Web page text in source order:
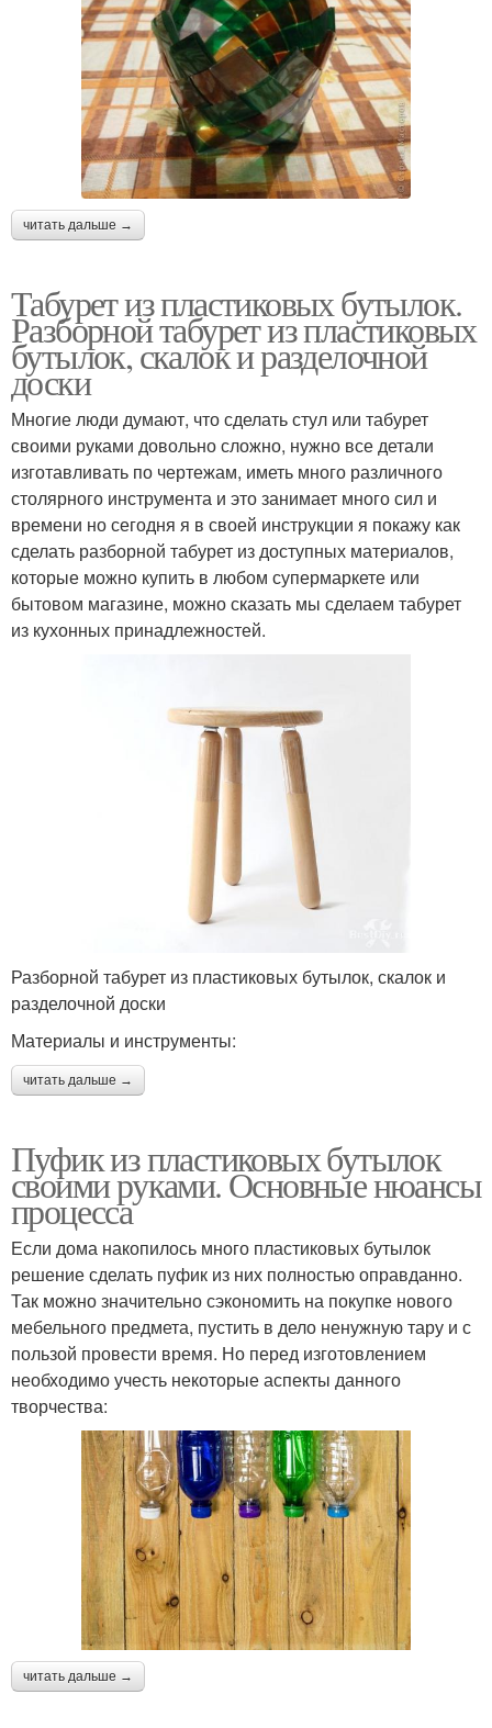
читать дальше →
Табурет из пластиковых бутылок.
Разборной табурет из пластиковых
бутылок, скалок и разделочной
доски
Многие люди думают, что сделать стул или табурет
своими руками довольно сложно, нужно все детали
изготавливать по чертежам, иметь много различного
столярного инструмента и это занимает много сил и
времени но сегодня я в своей инструкции я покажу как
сделать разборной табурет из доступных материалов,
которые можно купить в любом супермаркете или
бытовом магазине, можно сказать мы сделаем табурет
из кухонных принадлежностей.
Разборной табурет из пластиковых бутылок, скалок и
разделочной доски
Материалы и инструменты:
читать дальше →
Пуфик из пластиковых бутылок
своими руками. Основные нюансы
процесса
Если дома накопилось много пластиковых бутылок
решение сделать пуфик из них полностью оправданно.
Так можно значительно сэкономить на покупке нового
мебельного предмета, пустить в дело ненужную тару и с
пользой провести время. Но перед изготовлением
необходимо учесть некоторые аспекты данного
творчества:
читать дальше →